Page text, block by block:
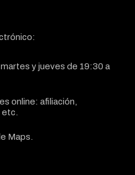
y jueves de 19:30 a
online: afiliación,
Maps.